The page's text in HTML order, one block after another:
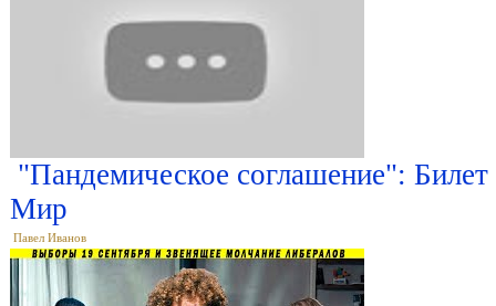
"Пандемическое соглашение":
Мир
Павел Иванов